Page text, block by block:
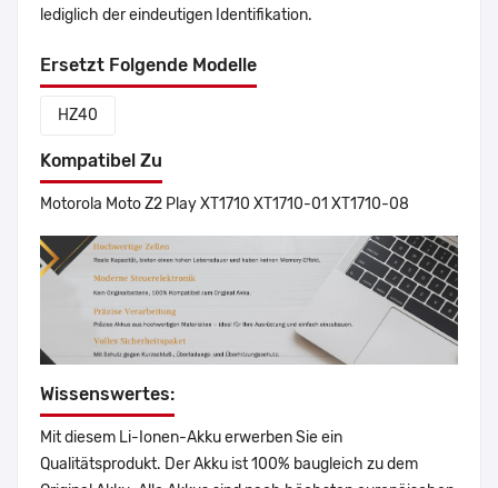
lediglich der eindeutigen Identifikation.
Ersetzt Folgende Modelle
HZ40
Kompatibel Zu
Motorola Moto Z2 Play XT1710 XT1710-01 XT1710-08
Wissenswertes:
Mit diesem Li-Ionen-Akku erwerben Sie ein
Qualitätsprodukt. Der Akku ist 100% baugleich zu dem